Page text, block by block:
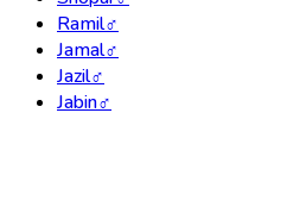
Ramil♂
Jamal♂
Jazil♂
Jabin♂